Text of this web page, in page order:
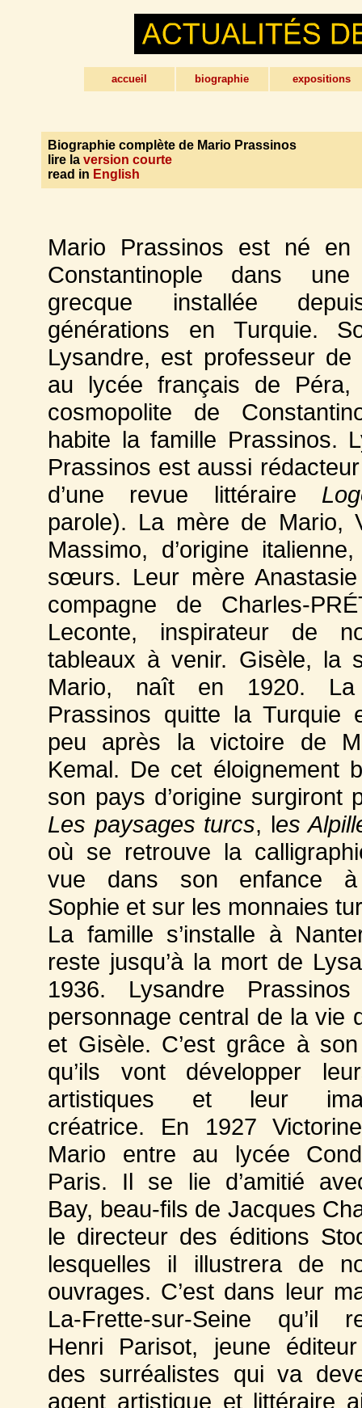
accueil biographie expositions
Biographie complète de Mario Prassinos
lire la version courte
read in English
Mario Prassinos est né
Constantinople dans
grecque installée
générations en Turquie.
Lysandre, est professeur de
au lycée français de Péra,
cosmopolite de
habite la famille Prassinos.
Prassinos est aussi
d’une revue littéraire
parole). La mère de Mario,
Massimo, d’origine
sœurs. Leur mère
compagne de Charles-
Leconte, inspirateur de
tableaux à venir. Gisèle, la
Mario, naît en 1920. La
Prassinos quitte la Turquie
peu après la victoire de
Kemal. De cet éloignement
son pays d’origine surgiront
Les paysages turcs, les
où se retrouve la
vue dans son enfance à
Sophie et sur les monnaies
La famille s’installe à
reste jusqu’à la mort de
1936. Lysandre
personnage central de la vie
et Gisèle. C’est grâce à
qu’ils vont développer
artistiques et leur
créatrice. En 1927
Mario entre au lycée
Paris. Il se lie d’amitié
Bay, beau-fils de Jacques
le directeur des éditions
lesquelles il illustrera de
ouvrages. C’est dans leur
La-Frette-sur-Seine qu’il
Henri Parisot, jeune
des surréalistes qui va
agent artistique et littéraire